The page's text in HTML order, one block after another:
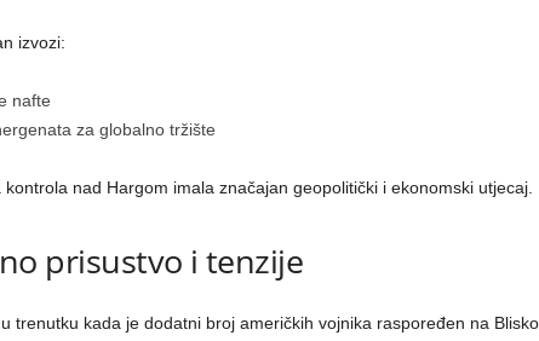
izvozi:
nafte
za globalno tržište
nad Hargom imala značajan geopolitički i ekonomski utjecaj.
prisustvo i tenzije
trenutku kada je dodatni broj američkih vojnika raspoređen na